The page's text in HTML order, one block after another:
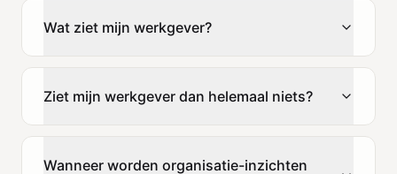
Wat ziet mijn werkgever?
Ziet mijn werkgever dan helemaal niets?
Wanneer worden organisatie-inzichten